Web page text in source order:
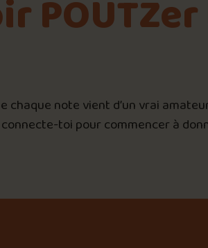
chaque note vient d’un vrai
toi pour commencer à